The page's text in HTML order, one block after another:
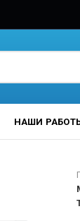
НАШИ